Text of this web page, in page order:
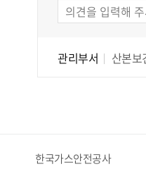
관리부서 산본보
한국가스안전공사